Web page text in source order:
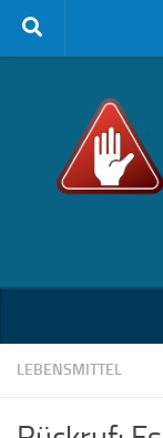
Zum Inhalt
LEBENSMITTEL